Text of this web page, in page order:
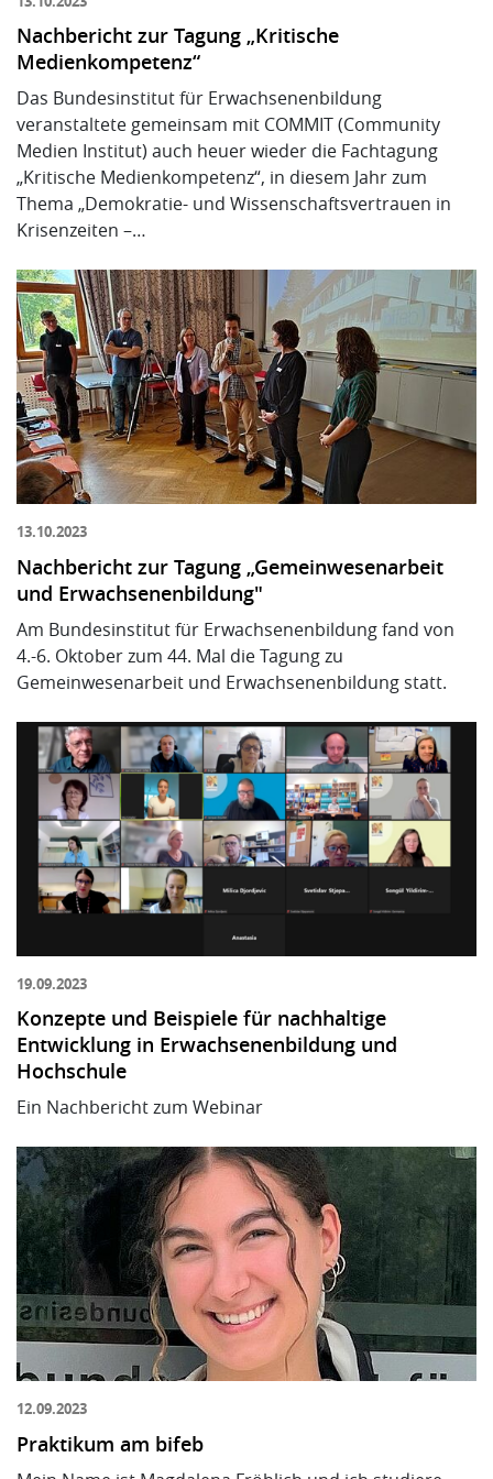
Nachbericht zur Tagung „Kritische
Medienkompetenz“
Das Bundesinstitut für Erwachsenenbildung
veranstaltete gemeinsam mit COMMIT (Community
Medien Institut) auch heuer wieder die Fachtagung
„Kritische Medienkompetenz“, in diesem Jahr zum
Thema „Demokratie- und Wissenschaftsvertrauen in
Krisenzeiten –…
13.10.2023
Nachbericht zur Tagung „Gemeinwesenarbeit
und Erwachsenenbildung"
Am Bundesinstitut für Erwachsenenbildung fand von
4.-6. Oktober zum 44. Mal dieTagung zu
Gemeinwesenarbeit und Erwachsenenbildung statt.
19.09.2023
Konzepte und Beispiele für nachhaltige
Entwicklung in Erwachsenenbildung und
Hochschule
Ein Nachbericht zum Webinar
12.09.2023
Praktikum am bifeb